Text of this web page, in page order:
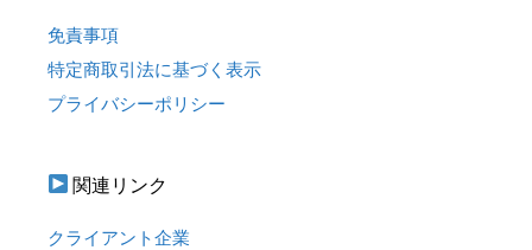
免責事項
特定商取引法に基づく表示
プライバシーポリシー
関連リンク
クライアント企業